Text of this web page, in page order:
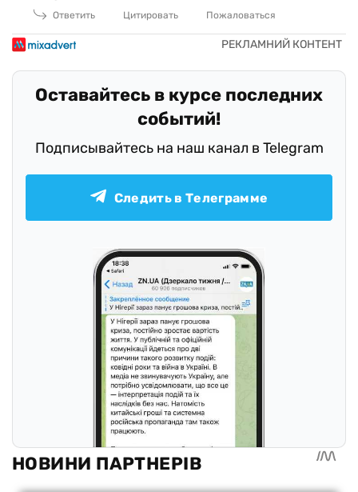
Ответить
Цитировать Пожаловаться
Оставайтесь в курсе последних
событий!
Подписывайтесь на наш канал в Telegram
Следить в Телеграмме